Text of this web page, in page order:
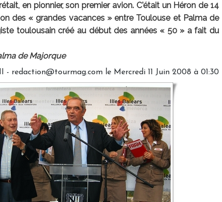
en pionnier, son premier avion. C'était un Héron de 14
des « grandes vacances » entre Toulouse et Palma de
toulousain créé au début des années « 50 » a fait du
de Majorque
- redaction@tourmag.com le Mercredi 11 Juin 2008 à 01:30